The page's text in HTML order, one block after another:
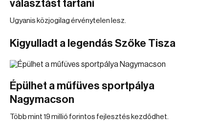
választást tartani
Ugyanis közjogilag érvénytelen lesz.
Kigyulladt a legendás Szőke Tisza
Épülhet a műfüves sportpálya
Nagymacson
Több mint 19 millió forintos fejlesztés kezdődhet.